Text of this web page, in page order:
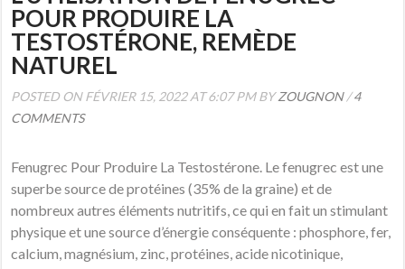
POUR PRODUIRE LA
TESTOSTÉRONE, REMÈDE
NATUREL
POSTED ON FÉVRIER 15, 2022 AT 6:07 PM BYZOUGNON/4
COMMENTS
Fenugrec Pour Produire La Testostérone. Le fenugrec est une
superbe source de protéines (35% de la graine) et de
nombreux autres éléments nutritifs, ce qui en fait un stimulant
physique et une source d’énergie conséquente : phosphore, fer,
calcium, magnésium, zinc, protéines, acide nicotinique,